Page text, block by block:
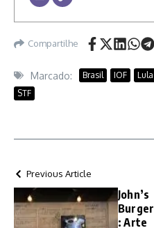
Compartilhe
Marcado: Brasil IOF Lula
STF
Previous Article
John’s
Burger
: Arte